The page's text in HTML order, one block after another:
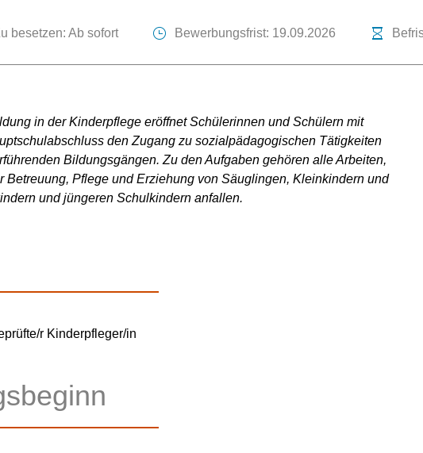
besetzen: Ab sofort Bewerbungsfrist: 19.09.2026
in der Kinderpflege eröffnet Schülerinnen und Schülern mit
den Zugang zu sozialpädagogischen Tätigkeiten
Bildungsgängen. Zu den Aufgaben gehören alle Arbeiten,
Betreuung, Pflege und Erziehung von Säuglingen, Kleinkindern und
und jüngeren Schulkindern anfallen.
r Kinderpfleger/in